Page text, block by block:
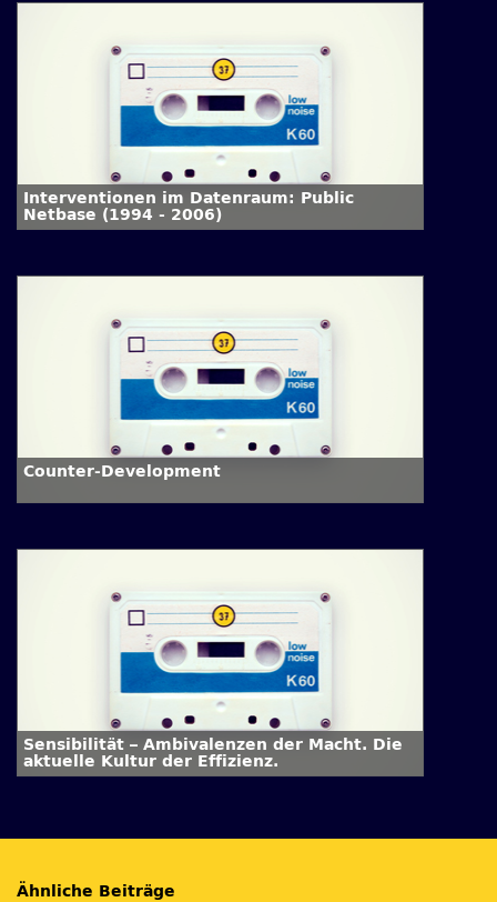
Interventionen im Datenraum: Public
Netbase (1994 - 2006)
Counter-Development
Sensibilität – Ambivalenzen der Macht. Die
aktuelle Kultur der Effizienz.
Ähnliche Beiträge